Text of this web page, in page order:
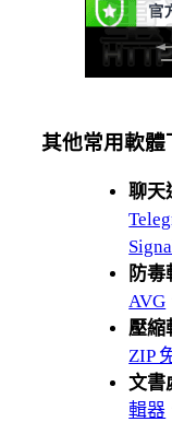
其他常用軟體
聊天
防毒
AVG
壓縮
ZIP
文書
輯器